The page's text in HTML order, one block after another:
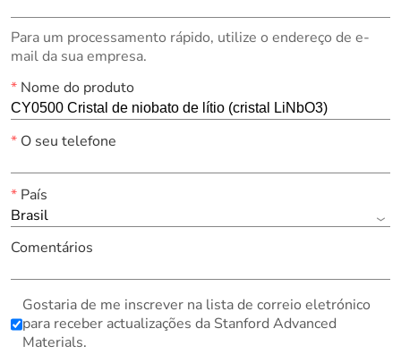
Para um processamento rápido, utilize o endereço de e-
mail da sua empresa.
*Nome do produto
*O seu telefone
*País
Brasil
Comentários
Gostaria de me inscrever na lista de correio eletrónico
para receber actualizações da Stanford Advanced
Materials.